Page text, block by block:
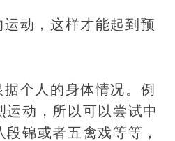
动，这样才能起到预
个人的身体情况。例
运动，所以可以尝试中
锦或者五禽戏等等，